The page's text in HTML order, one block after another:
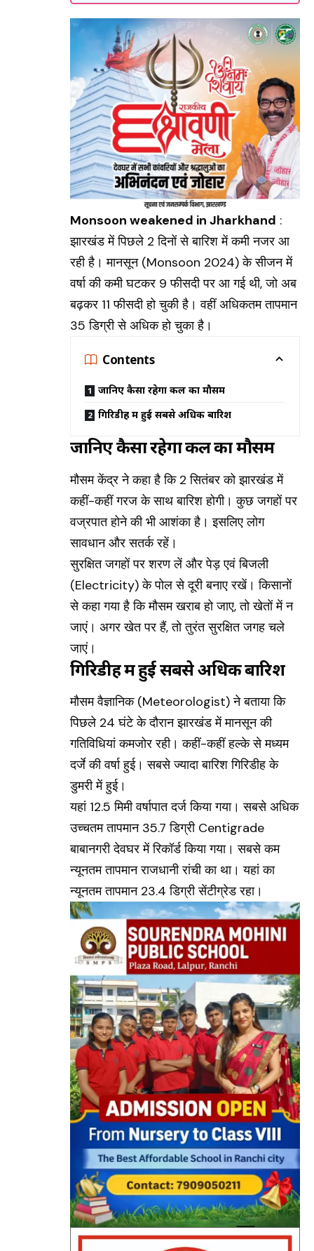
Monsoon weakened in Jharkhand :
झारखंड में पिछले 2 दिनों से बारिश में कमी नजर आ
रही है। मानसून (Monsoon 2024) के सीजन में
वर्षा की कमी घटकर 9 फीसदी पर आ गई थी, जो अब
बढ़कर 11 फीसदी हो चुकी है। वहीं अधिकतम तापमान
35 डिग्री से अधिक हो चुका है।
Contents
जानिए कैसा रहेगा कल का मौसम
गिरिडीह में हुई सबसे अधिक बारिश
जानिए कैसा रहेगा कल का मौसम
मौसम केंद्र ने कहा है कि 2 सितंबर को झारखंड में
कहीं-कहीं गरज के साथ बारिश होगी। कुछ जगहों पर
वज्रपात होने की भी आशंका है। इसलिए लोग
सावधान और सतर्क रहें।
सुरक्षित जगहों पर शरण लें और पेड़ एवं बिजली
(Electricity) के पोल से दूरी बनाए रखें। किसानों
से कहा गया है कि मौसम खराब हो जाए, तो खेतों में न
जाएं। अगर खेत पर हैं, तो तुरंत सुरक्षित जगह चले
जाएं।
गिरिडीह में हुई सबसे अधिक बारिश
मौसम वैज्ञानिक (Meteorologist) ने बताया कि
पिछले 24 घंटे के दौरान झारखंड में मानसून की
गतिविधियां कमजोर रही। कहीं-कहीं हल्के से मध्यम
दर्जे की वर्षा हुई। सबसे ज्यादा बारिश गिरिडीह के
डुमरी में हुई।
यहां 12.5 मिमी वर्षापात दर्ज किया गया। सबसे अधिक
उच्चतम तापमान 35.7 डिग्री Centigrade
बाबानगरी देवघर में रिकॉर्ड किया गया। सबसे कम
न्यूनतम तापमान राजधानी रांची का था। यहां का
न्यूनतम तापमान 23.4 डिग्री सेंटीग्रेड रहा।